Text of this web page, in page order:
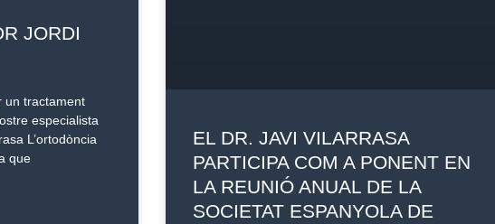
JORDI
un tractament
especialista
L’ortodòncia
que
EL DR. JAVI VILARRASA
PARTICIPA COM A PONENT EN
LA REUNIÓ ANUAL DE LA
SOCIETAT ESPANYOLA DE